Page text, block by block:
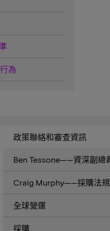
為
政策聯絡和審查資訊
Ben Tessone——資深副總
Craig Murphy——採購法
全球營運
採購